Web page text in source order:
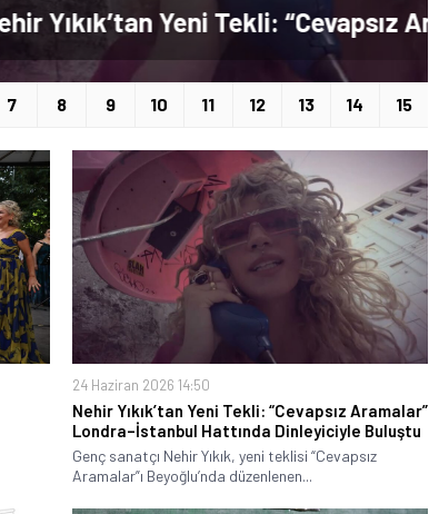
Nehir Yıkık’tan Yeni Tekli: “Cevapsız Aramalar” Londra–İstanbul Hattında Dinleyiciyle Buluştu
7 8 9 10 11 12 13 14 15
24 Haziran 2026 14:50
Nehir Yıkık’tan Yeni Tekli: “Cevapsız Aramalar”
Londra–İstanbul Hattında Dinleyiciyle Buluştu
Genç sanatçı Nehir Yıkık, yeni teklisi “Cevapsız
Aramalar”ı Beyoğlu’nda düzenlenen...